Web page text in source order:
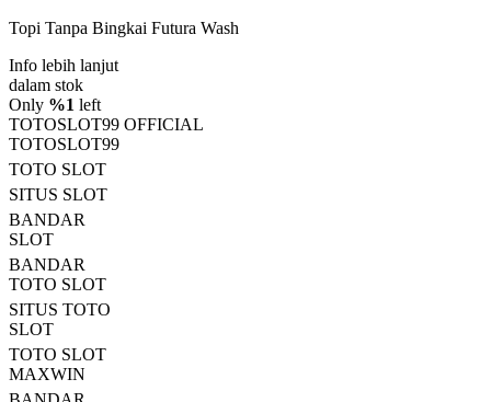
bintang,
rating
rata-
rata.
Read
13
Reviews.
Tautan
halaman
yang
sama.
Topi Tanpa Bingkai Futura Wash
Info lebih lanjut
dalam stok
Only %1 left
TOTOSLOT99 OFFICIAL
TOTOSLOT99
TOTO SLOT
SITUS SLOT
BANDAR
SLOT
BANDAR
TOTO SLOT
SITUS TOTO
SLOT
TOTO SLOT
MAXWIN